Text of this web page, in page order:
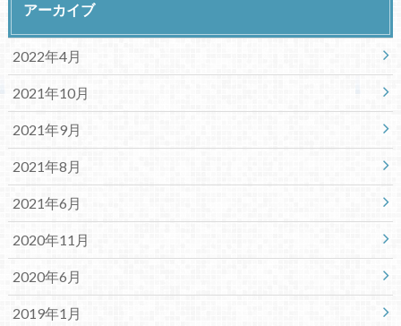
アーカイブ
2022年4月
2021年10月
2021年9月
2021年8月
2021年6月
2020年11月
2020年6月
2019年1月